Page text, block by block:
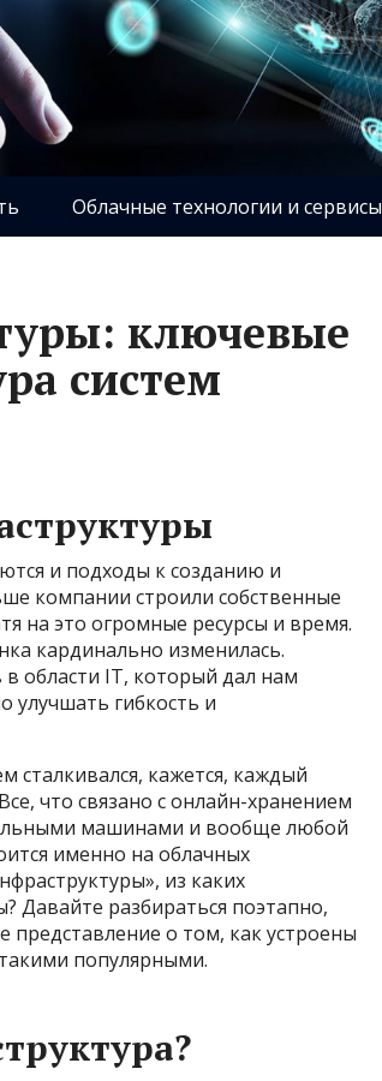
Облачные технологии и сервисы
ключевые
систем
и подходы к созданию и
компании строили собственные
на это огромные ресурсы и время.
кардинально изменилась.
области IT, который дал нам
улучшать гибкость и
сталкивался, кажется, каждый
что связано с онлайн-хранением
машинами и вообще любой
именно на облачных
из каких
Давайте разбираться поэтапно,
о том, как устроены
популярными.